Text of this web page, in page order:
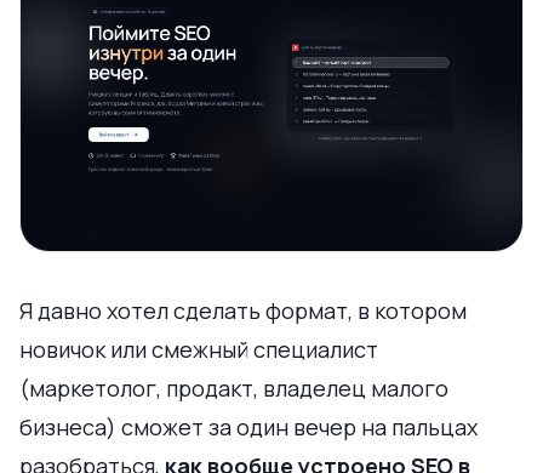
Я давно хотел сделать формат, в котором
новичок или смежный специалист
(маркетолог, продакт, владелец малого
бизнеса) сможет за один вечер на пальцах
разобраться, как вообще устроено SEO в